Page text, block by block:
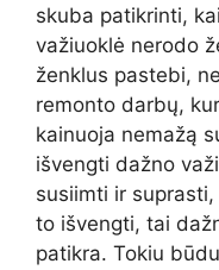
skuba patikrinti,
važiuoklė nerodo
ženklus pastebi,
remonto darbų,
kainuoja nemažą
išvengti dažno
susiimti ir
to išvengti, tai
patikra. Tokiu